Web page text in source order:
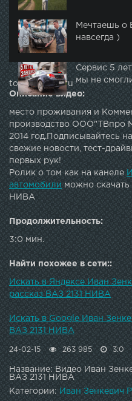
Мечтаешь о
навсегда )
Сервис 5
мы не
topautotube.ru
Описание видео:
место проживания и
производство ООО"ТВпро
2014 год.Подписывайтесь
свежие новости, тест-
первых рук!
Ролик о том как на канеле
автомобилиможно скачать
НИВА
Продолжительность:
3:0 мин.
Найти похожее в сети::
Искать в Яндексе Иван
рассказ ВАЗ 2131 НИВА
Искать в Google Иван
ВАЗ 2131 НИВА
24-02-15 263 985 3:0
Название: Видео Иван
ВАЗ 2131 НИВА
Категории:Иван Зенкевич